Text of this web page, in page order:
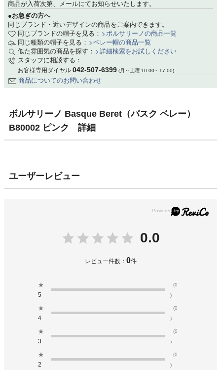
商品が入荷次第、メールにてお知らせいたします。
●お急ぎの方へ
同じブランド・近いデザインの商品をご案内できます。
同じブランドの帽子を見る：
ボルサリーノの商品一覧
同じ種類の帽子を見る：
ベレー帽の商品一覧
似た雰囲気の商品を探す：
詳細検索をお試しください
スタッフに相談する：
お客様専用ダイヤル 042-507-6399 (月～土曜 10:00～17:00)
商品についてのお問い合わせ
ボルサリーノ Basque Beret（バスク ベレー）
B80002 ピンク 詳細
ユーザーレビュー
0.0
レビュー件数： 0件
★
5
(0
)
★
4
(0
)
★
3
(0
)
★
2
(0
)